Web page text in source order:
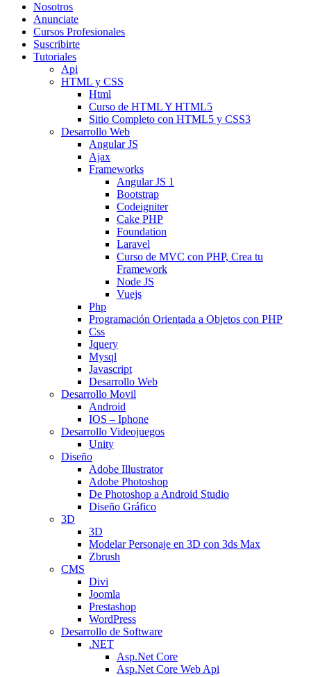
Nosotros
Anunciate
Cursos Profesionales
Suscribirte
Tutoriales
Api
HTML y CSS
Html
Curso de HTML Y HTML5
Sitio Completo con HTML5 y CSS3
Desarrollo Web
Angular JS
Ajax
Frameworks
Angular JS 1
Bootstrap
Codeigniter
Cake PHP
Foundation
Laravel
Curso de MVC con PHP, Crea tu
Framework
Node JS
Vuejs
Php
Programación Orientada a Objetos con PHP
Css
Jquery
Mysql
Javascript
Desarrollo Web
Desarrollo Movil
Android
IOS – Iphone
Desarrollo Videojuegos
Unity
Diseño
Adobe Illustrator
Adobe Photoshop
De Photoshop a Android Studio
Diseño Gráfico
3D
3D
Modelar Personaje en 3D con 3ds Max
Zbrush
CMS
Divi
Joomla
Prestashop
WordPress
Desarrollo de Software
.NET
Asp.Net Core
Asp.Net Core Web Api